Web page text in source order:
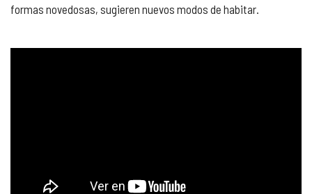
formas novedosas, sugieren nuevos modos de habitar.